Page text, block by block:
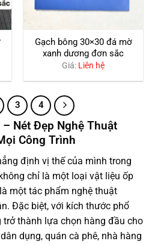
Gạch bông 30×30 đá mờ
xanh dương đơn sắc
Giá: Liên hệ
3 4
Nét Đẹp Nghệ Thuật
Công Trình
định vị thế của mình trong
chỉ là một loại vật liệu ốp
một tác phẩm nghệ thuật
Đặc biệt, với kích thước phổ
trở thành lựa chọn hàng đầu cho
dụng, quán cà phê, nhà hàng